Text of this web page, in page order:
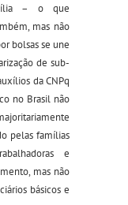
– o que
mas não
bolsas se une
de sub-
da CNPq
no Brasil não
pelas famílias
e
mas não
básicos e